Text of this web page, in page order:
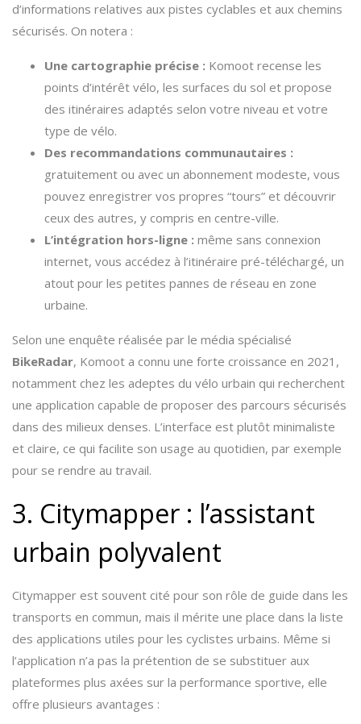
d’informations relatives aux pistes cyclables et aux chemins
sécurisés. On notera :
Une cartographie précise : Komoot recense les
points d’intérêt vélo, les surfaces du sol et propose
des itinéraires adaptés selon votre niveau et votre
type de vélo.
Des recommandations communautaires :
gratuitement ou avec un abonnement modeste, vous
pouvez enregistrer vos propres “tours” et découvrir
ceux des autres, y compris en centre-ville.
L’intégration hors-ligne : même sans connexion
internet, vous accédez à l’itinéraire pré-téléchargé, un
atout pour les petites pannes de réseau en zone
urbaine.
Selon une enquête réalisée par le média spécialisé
BikeRadar, Komoot a connu une forte croissance en 2021,
notamment chez les adeptes du vélo urbain qui recherchent
une application capable de proposer des parcours sécurisés
dans des milieux denses. L’interface est plutôt minimaliste
et claire, ce qui facilite son usage au quotidien, par exemple
pour se rendre au travail.
3. Citymapper : l’assistant
urbain polyvalent
Citymapper est souvent cité pour son rôle de guide dans les
transports en commun, mais il mérite une place dans la liste
des applications utiles pour les cyclistes urbains. Même si
l’application n’a pas la prétention de se substituer aux
plateformes plus axées sur la performance sportive, elle
offre plusieurs avantages :